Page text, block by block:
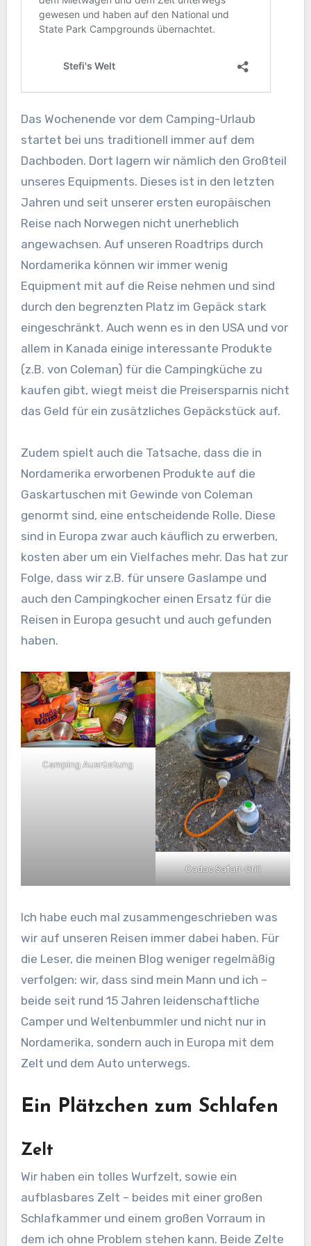
Das Wochenende vor dem Camping-Urlaub
startet bei uns traditionell immer auf dem
Dachboden. Dort lagern wir nämlich den Großteil
unseres Equipments. Dieses ist in den letzten
Jahren und seit unserer ersten europäischen
Reise nach Norwegen nicht unerheblich
angewachsen. Auf unseren Roadtrips durch
Nordamerika können wir immer wenig
Equipment mit auf die Reise nehmen und sind
durch den begrenzten Platz im Gepäck stark
eingeschränkt. Auch wenn es in den USA und vor
allem in Kanada einige interessante Produkte
(z.B. von Coleman) für die Campingküche zu
kaufen gibt, wiegt meist die Preisersparnis nicht
das Geld für ein zusätzliches Gepäckstück auf.
Zudem spielt auch die Tatsache, dass die in
Nordamerika erworbenen Produkte auf die
Gaskartuschen mit Gewinde von Coleman
genormt sind, eine entscheidende Rolle. Diese
sind in Europa zwar auch käuflich zu erwerben,
kosten aber um ein Vielfaches mehr. Das hat zur
Folge, dass wir z.B. für unsere Gaslampe und
auch den Campingkocher einen Ersatz für die
Reisen in Europa gesucht und auch gefunden
haben.
Camping Ausrüstung
Cadac Safari-Grill
Ich habe euch mal zusammengeschrieben was
wir auf unseren Reisen immer dabei haben. Für
die Leser, die meinen Blog weniger regelmäßig
verfolgen: wir, dass sind mein Mann und ich –
beide seit rund 15 Jahren leidenschaftliche
Camper und Weltenbummler und nicht nur in
Nordamerika, sondern auch in Europa mit dem
Zelt und dem Auto unterwegs.
Ein Plätzchen zum Schlafen
Zelt
Wir haben ein tolles Wurfzelt, sowie ein
aufblasbares Zelt – beides mit einer großen
Schlafkammer und einem großen Vorraum in
dem ich ohne Problem stehen kann. Beide Zelte